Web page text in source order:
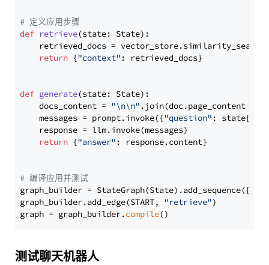
# 定义应用步骤
def retrieve(state: State):
retrieved_docs =
return {"context" : retrieved_docs}
def generate(state: State):
    docs_content =
"\n\n" .join(doc.page_content
    messages = prompt.invoke({
"question" : state[
    response = llm.invoke(messages)
return {"answer" : response.content}
# 编译应用并测试
graph_builder =
graph_builder.add_edge(START, "retrieve")
graph = graph_builder.compile
测试聊天机器人